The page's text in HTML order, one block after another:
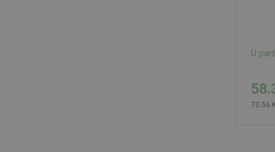
U
70.56